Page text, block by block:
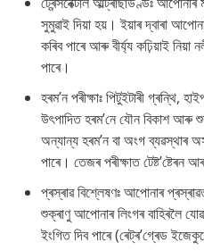
সুমুৱাই দিয়া হয়। ইয়াৰ দ্বাৰা
কৰিব পাৰে আৰু বীৰ্য্য কঢ়িয়াই নিয়া
পাৰে।
হৰম’ন পৰীক্ষাঃ পিটুইটাৰী গ্ৰন্থি,
উৎপাদিত হৰম’নে যৌন বিকাশ আৰু
অন্যান্য হৰম’ন বা অংগ ব্যৱস্থাৰ
পাৰে। তেজৰ পৰীক্ষাত টেষ্ট’ষ্টেৰন
প্ৰস্ৰাৱ বিশ্লেষণঃ আপোনাৰ
শুক্ৰাণু আপোনাৰ লিংগৰ বাহিৰলৈ
ইংগিত দিব পাৰে (ৰেট্ৰ’গ্ৰেড